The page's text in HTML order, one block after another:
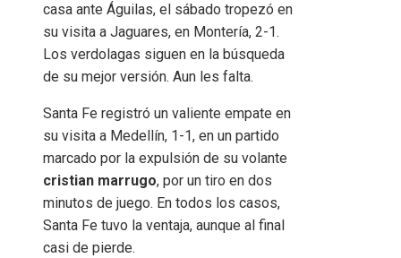
casa ante Águilas, el sábado tropezó en
su visita a Jaguares, en Montería, 2-1.
Los verdolagas siguen en la búsqueda
de su mejor versión. Aun les falta.
Santa Fe registró un valiente empate en
su visita a Medellín, 1-1, en un partido
marcado por la expulsión de su volante
cristian marrugo, por un tiro en dos
minutos de juego. En todos los casos,
Santa Fe tuvo la ventaja, aunque al final
casi de pierde.